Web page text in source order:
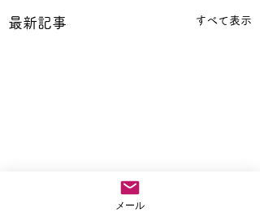
最新記事 すべて表示
メール